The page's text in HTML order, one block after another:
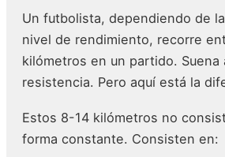
Un futbolista, dependiendo de
nivel de rendimiento, recorre
kilómetros en un partido.
resistencia. Pero aquí está la
Estos 8-14 kilómetros no
forma constante. Consisten en: